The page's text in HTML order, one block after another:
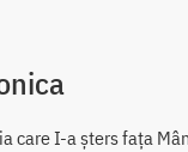
care I-a șters fața